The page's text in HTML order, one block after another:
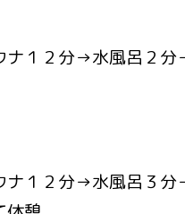
ナ１２分→水風呂２
ナ１２分→水風呂３